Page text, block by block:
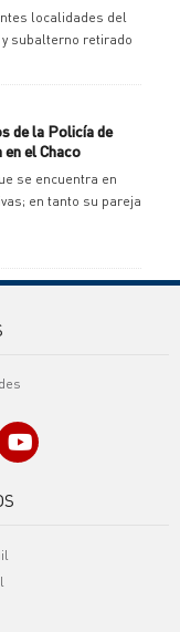
localidades del
subalterno retirado
de la Policía de
el Chaco
se encuentra en
en tanto su pareja